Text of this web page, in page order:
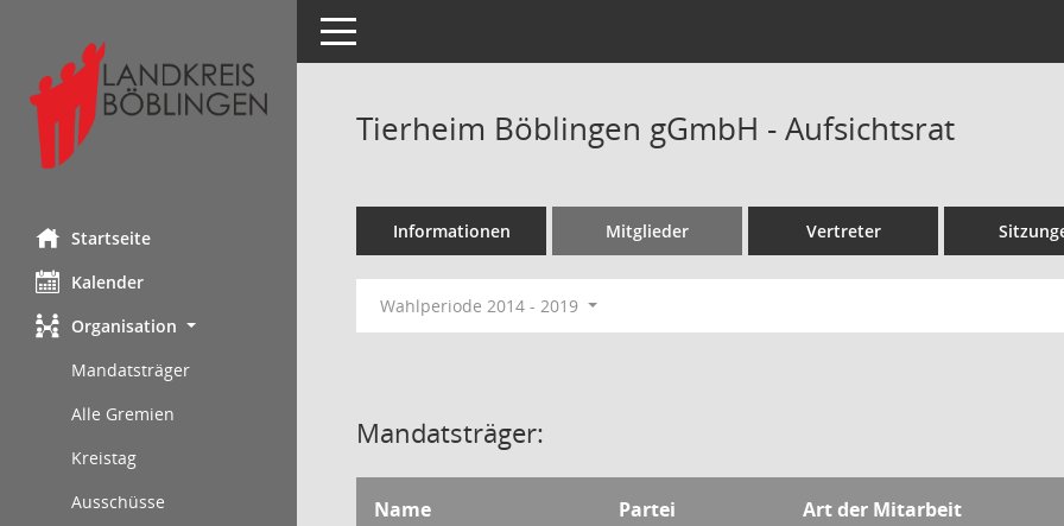
Startseite
Kalender
Organisation
Mandatsträger
Alle Gremien
Kreistag
Ausschüsse
Toggle navigation
Tierheim Böblingen gGmbH - Aufsichtsrat
Informationen Mitglieder Vertreter
Wahlperiode 2014 - 2019
Mandatsträger:
Name Partei Art der Mitarbeit